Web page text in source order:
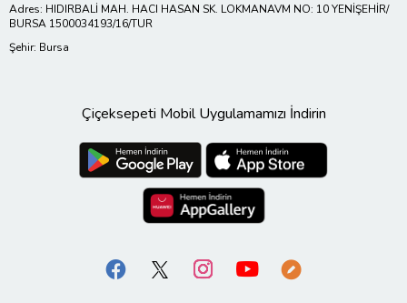
Adres: HIDIRBALİ MAH. HACI HASAN SK. LOKMANAVM NO: 10 YENİŞEHİR/
BURSA 1500034193/16/TUR
Şehir: Bursa
Çiçeksepeti Mobil Uygulamamızı İndirin